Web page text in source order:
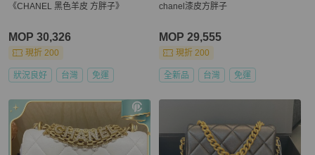
《CHANEL 黑色羊皮 方胖子》
MOP 30,326
現折 200
狀況良好 台灣 免運
chanel漆皮方胖子
MOP 29,555
現折 200
全新品 台灣 免運